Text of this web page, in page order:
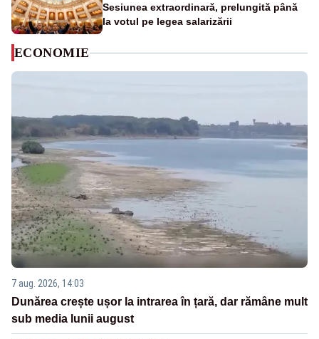
Sesiunea extraordinară, prelungită până
la votul pe legea salarizării
ECONOMIE
7 aug. 2026, 14:03
Dunărea crește ușor la intrarea în țară, dar rămâne mult
sub media lunii august